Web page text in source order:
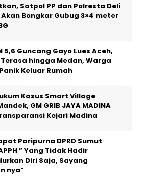
Satpol PP dan Polresta Deli
Bongkar Gubug 3×4 meter
5,6 Guncang Gayo Lues Aceh,
hingga Medan, Warga
Keluar Rumah
Kasus Smart Village
GM GRIB JAYA MADINA
Kejari Madina
Paripurna DPRD Sumut
” Yang Tidak Hadir
Diri Saja, Sayang
nya”